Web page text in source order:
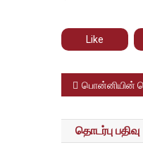
Like
Post
பொன்னியின் செல்வன் பாதையில் ஓர் பயணம் –
தொடர்பு பதிவு